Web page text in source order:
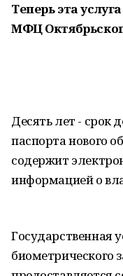
Теперь эта
МФЦ
Десять лет - срок
паспорта нового
содержит
информацией о
Государственная
биометрического